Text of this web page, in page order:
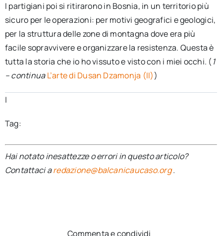
I partigiani poi si ritirarono in Bosnia, in un territorio più
sicuro per le operazioni: per motivi geografici e geologici,
per la struttura delle zone di montagna dove era più
facile sopravvivere e organizzare la resistenza. Questa è
tutta la storia che io ho vissuto e visto con i miei occhi. ( 1
– continua L’arte di Dusan Dzamonja (II))
|
Tag:
Hai notato inesattezze o errori in questo articolo?
Contattaci aredazione@balcanicaucaso.org.
Commenta e condividi